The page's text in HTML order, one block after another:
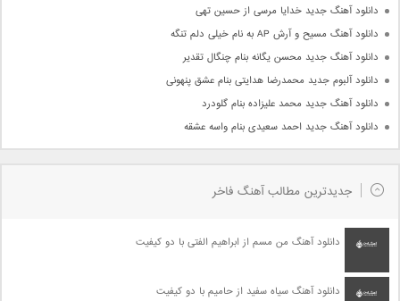
دانلود آهنگ جدید خدایا مرسی از حسین تهی
دانلود آهنگ مسیح و آرش AP به نام خیلی دلم تنگه
دانلود آهنگ جدید محسن یگانه بنام چنگال تقدیر
دانلود آلبوم جدید محمدرضا هدایتی بنام عشق پنهونی
دانلود آهنگ جدید محمد علیزاده بنام گلودرد
دانلود آهنگ جدید احمد سعیدی بنام واسه عشقه
جدیدترین مطالب آهنگ فاخر
دانلود آهنگ من مسم از ابراهیم الفتی با دو کیفیت
دانلود آهنگ سیاه سفید از حامیم با دو کیفیت